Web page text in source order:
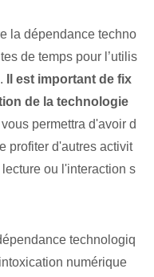
la dépendance techno
de temps pour l’utilis
Il est important de fix
de la technologie
permettra d'avoir d
profiter d'autres activit
ou l'interaction s
technologiq
numérique